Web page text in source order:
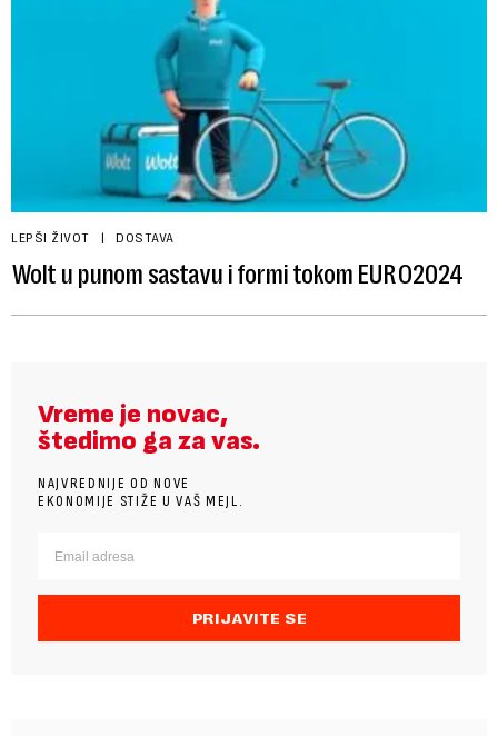
LEPŠI ŽIVOT DOSTAVA
Wolt u punom sastavu i formi tokom EURO2024
Vreme je novac,
štedimo ga za vas.
NAJVREDNIJE OD NOVE
EKONOMIJE STIŽE U VAŠ MEJL.
PRIJAVITE SE